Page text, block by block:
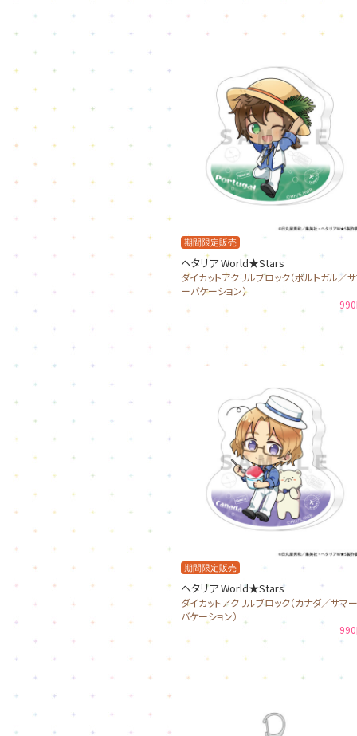
期間限定販売
ヘタリア World★Stars
ダイカットアクリルブロック（ポルトガル／
ーバケーション）
期間限定販売
ヘタリア World★Stars
ダイカットアクリルブロック（カナダ／サマー
バケーション）